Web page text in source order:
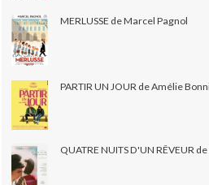
MERLUSSE de Marcel Pagnol
PARTIR UN JOUR de Amélie
QUATRE NUITS D'UN RÊVEUR